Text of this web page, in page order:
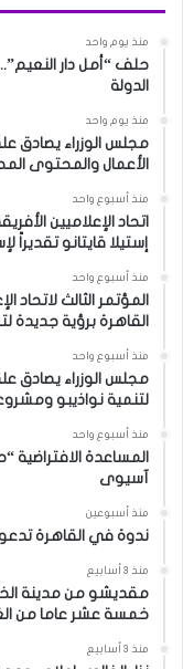
منذ يوم واحد
حلف “أمل دار
الدولة
منذ يوم واحد
مجلس الوزراء يصادق
الأعمال والمحتوى
منذ أسبوع واحد
اتحاد الإعلاميين
إستيلا قايتانو تقديراً
منذ أسبوع واحد
المؤتمر الثالث
القاهرة برؤية جديدة
منذ أسبوع واحد
مجلس الوزراء يصادق
لتنمية نواذيبو
منذ أسبوع واحد
المساعدة الافتراضية
آسيوى
منذ أسبوعين
ندوة في القاهرة تدعو
منذ 3 أسابيع
مقديشو من مدينة
خمسة عشر عاما من
منذ 3 أسابيع